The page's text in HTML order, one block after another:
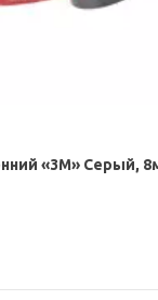
«3M» Серый,